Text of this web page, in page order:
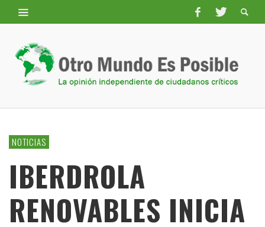
NOTICIAS
IBERDROLA
RENOVABLES INICIA